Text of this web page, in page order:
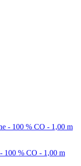
100 % CO - 1,00 m